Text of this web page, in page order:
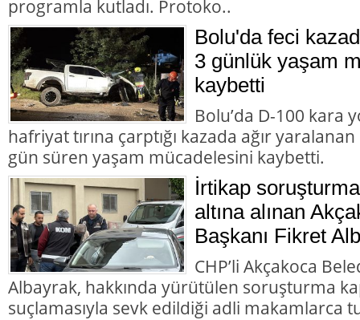
programla kutladı. Protoko..
Bolu'da feci
3 günlük yaşam
kaybetti
Bolu’da D-100 kara
hafriyat tırına çarptığı kazada ağır
gün süren yaşam mücadelesini kaybetti.
İrtikap
altına alınan
Başkanı Fikret
CHP’li Akçakoca
Albayrak, hakkında yürütülen soruşturma
suçlamasıyla sevk edildiği adli makamlarca